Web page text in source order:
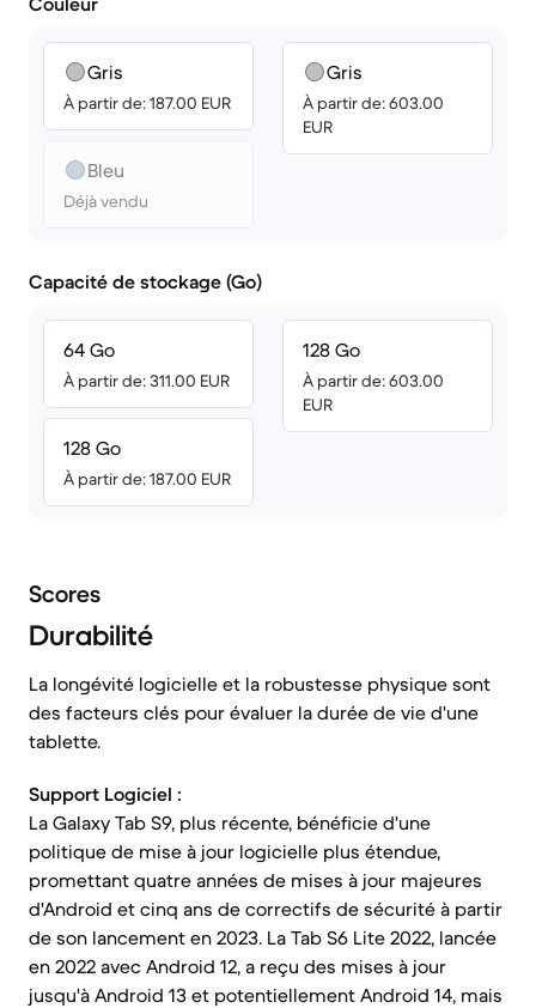
Gris
À partir de: 187.00 EUR
Bleu
Déjà vendu
Gris
À partir de: 603.00
EUR
Capacité de stockage (Go)
64 Go
À partir de: 311.00 EUR
128 Go
À partir de: 187.00 EUR
128 Go
À partir de: 603.00
EUR
Scores
Durabilité
La longévité logicielle et la robustesse physique sont
des facteurs clés pour évaluer la durée de vie d'une
tablette.
Support Logiciel :
La Galaxy Tab S9, plus récente, bénéficie d'une
politique de mise à jour logicielle plus étendue,
promettant quatre années de mises à jour majeures
d'Android et cinq ans de correctifs de sécurité à partir
de son lancement en 2023. La Tab S6 Lite 2022, lancée
en 2022 avec Android 12, a reçu des mises à jour
jusqu'à Android 13 et potentiellement Android 14, mais